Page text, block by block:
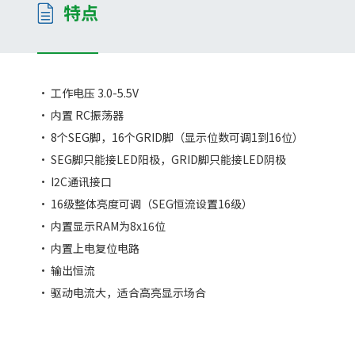
特点
• 工作电压 3.0-5.5V
• 内置 RC振荡器
• 8个SEG脚，16个GRID脚（显示位数可调1到16位）
• SEG脚只能接LED阳极，GRID脚只能接LED阴极
• I2C通讯接口
• 16级整体亮度可调（SEG恒流设置16级）
• 内置显示RAM为8x16位
• 内置上电复位电路
• 输出恒流
• 驱动电流大，适合高亮显示场合